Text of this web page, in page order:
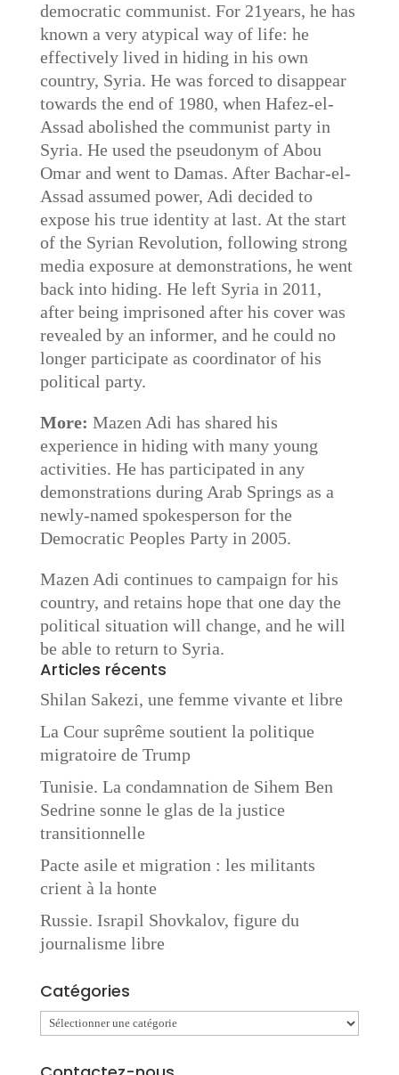
democratic communist. For 21years, he has
known a very atypical way of life: he
effectively lived in hiding in his own
country, Syria. He was forced to disappear
towards the end of 1980, when Hafez-el-
Assad abolished the communist party in
Syria. He used the pseudonym of Abou
Omar and went to Damas. After Bachar-el-
Assad assumed power, Adi decided to
expose his true identity at last. At the start
of the Syrian Revolution, following strong
media exposure at demonstrations, he went
back into hiding. He left Syria in 2011,
after being imprisoned after his cover was
revealed by an informer, and he could no
longer participate as coordinator of his
political party.
More: Mazen Adi has shared his
experience in hiding with many young
activities. He has participated in any
demonstrations during Arab Springs as a
newly-named spokesperson for the
Democratic Peoples Party in 2005.
Mazen Adi continues to campaign for his
country, and retains hope that one day the
political situation will change, and he will
be able to return to Syria.
Articles récents
Shilan Sakezi, une femme vivante et libre
La Cour suprême soutient la politique
migratoire de Trump
Tunisie. La condamnation de Sihem Ben
Sedrine sonne le glas de la justice
transitionnelle
Pacte asile et migration : les militants
crient à la honte
Russie. Israpil Shovkalov, figure du
journalisme libre
Catégories
Catégories